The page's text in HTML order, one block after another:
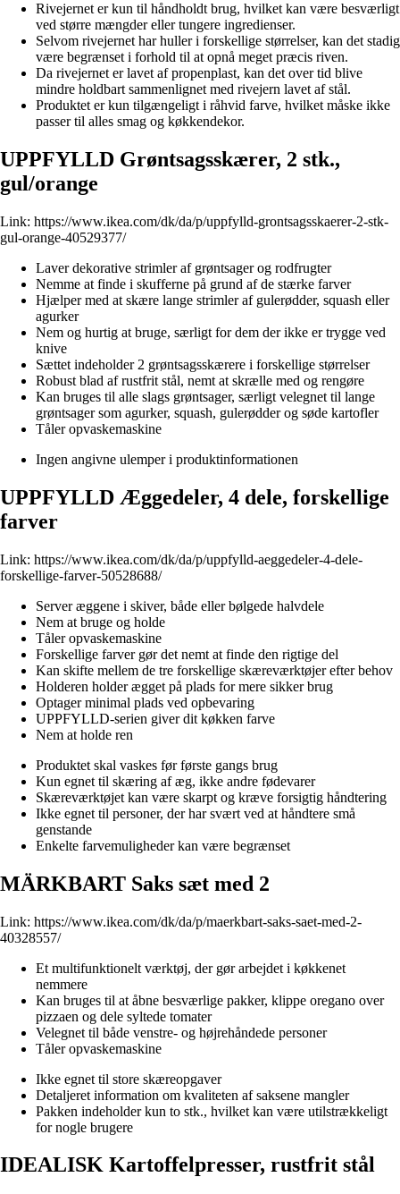
Rivejernet er kun til håndholdt brug, hvilket kan være besværligt
ved større mængder eller tungere ingredienser.
Selvom rivejernet har huller i forskellige størrelser, kan det stadig
være begrænset i forhold til at opnå meget præcis riven.
Da rivejernet er lavet af propenplast, kan det over tid blive
mindre holdbart sammenlignet med rivejern lavet af stål.
Produktet er kun tilgængeligt i råhvid farve, hvilket måske ikke
passer til alles smag og køkkendekor.
UPPFYLLD Grøntsagsskærer, 2 stk.,
gul/orange
Link: https://www.ikea.com/dk/da/p/uppfylld-grontsagsskaerer-2-stk-
gul-orange-40529377/
Laver dekorative strimler af grøntsager og rodfrugter
Nemme at finde i skufferne på grund af de stærke farver
Hjælper med at skære lange strimler af gulerødder, squash eller
agurker
Nem og hurtig at bruge, særligt for dem der ikke er trygge ved
knive
Sættet indeholder 2 grøntsagsskærere i forskellige størrelser
Robust blad af rustfrit stål, nemt at skrælle med og rengøre
Kan bruges til alle slags grøntsager, særligt velegnet til lange
grøntsager som agurker, squash, gulerødder og søde kartofler
Tåler opvaskemaskine
Ingen angivne ulemper i produktinformationen
UPPFYLLD Æggedeler, 4 dele, forskellige
farver
Link: https://www.ikea.com/dk/da/p/uppfylld-aeggedeler-4-dele-
forskellige-farver-50528688/
Server æggene i skiver, både eller bølgede halvdele
Nem at bruge og holde
Tåler opvaskemaskine
Forskellige farver gør det nemt at finde den rigtige del
Kan skifte mellem de tre forskellige skæreværktøjer efter behov
Holderen holder ægget på plads for mere sikker brug
Optager minimal plads ved opbevaring
UPPFYLLD-serien giver dit køkken farve
Nem at holde ren
Produktet skal vaskes før første gangs brug
Kun egnet til skæring af æg, ikke andre fødevarer
Skæreværktøjet kan være skarpt og kræve forsigtig håndtering
Ikke egnet til personer, der har svært ved at håndtere små
genstande
Enkelte farvemuligheder kan være begrænset
MÄRKBART Saks sæt med 2
Link: https://www.ikea.com/dk/da/p/maerkbart-saks-saet-med-2-
40328557/
Et multifunktionelt værktøj, der gør arbejdet i køkkenet
nemmere
Kan bruges til at åbne besværlige pakker, klippe oregano over
pizzaen og dele syltede tomater
Velegnet til både venstre- og højrehåndede personer
Tåler opvaskemaskine
Ikke egnet til store skæreopgaver
Detaljeret information om kvaliteten af ​​saksene mangler
Pakken indeholder kun to stk., hvilket kan være utilstrækkeligt
for nogle brugere
IDEALISK Kartoffelpresser, rustfrit stål